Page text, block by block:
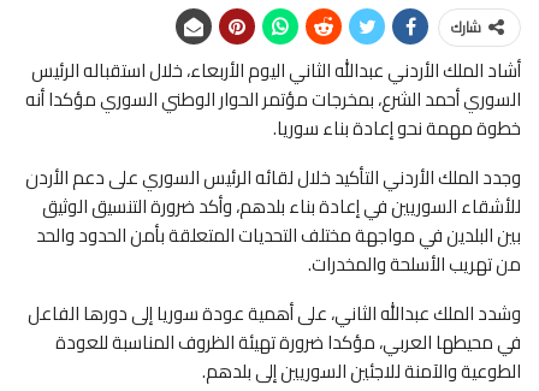
شارك
أشاد الملك الأردني عبدالله الثاني اليوم الأربعاء، خلال استقباله الرئيس
السوري أحمد الشرع، بمخرجات مؤتمر الحوار الوطني السوري مؤكدا أنه
خطوة مهمة نحو إعادة بناء سوريا.
وجدد الملك الأردني التأكيد خلال لقائه الرئيس السوري على دعم الأردن
للأشقاء السوريين في إعادة بناء بلدهم، وأكد ضرورة التنسيق الوثيق
بين البلدين في مواجهة مختلف التحديات المتعلقة بأمن الحدود والحد
من تهريب الأسلحة والمخدرات.
وشدد الملك عبدالله الثاني، على أهمية عودة سوريا إلى دورها الفاعل
في محيطها العربي، مؤكدا ضرورة تهيئة الظروف المناسبة للعودة
الطوعية والآمنة للاجئين السوريين إلى بلدهم.